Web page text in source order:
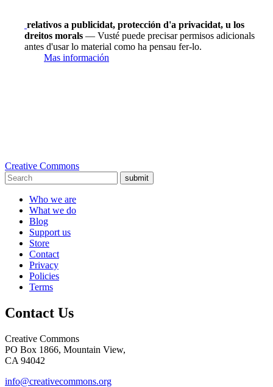
relativos a publicidat, protección d'a privacidat, u los
dreitos morals — Vusté puede precisar permisos adicionals
antes d'usar lo material como ha pensau fer-lo.
Mas información
Creative Commons
submit
Who we are
What we do
Blog
Support us
Store
Contact
Privacy
Policies
Terms
Contact Us
Creative Commons
PO Box 1866, Mountain View,
CA 94042
info@creativecommons.org